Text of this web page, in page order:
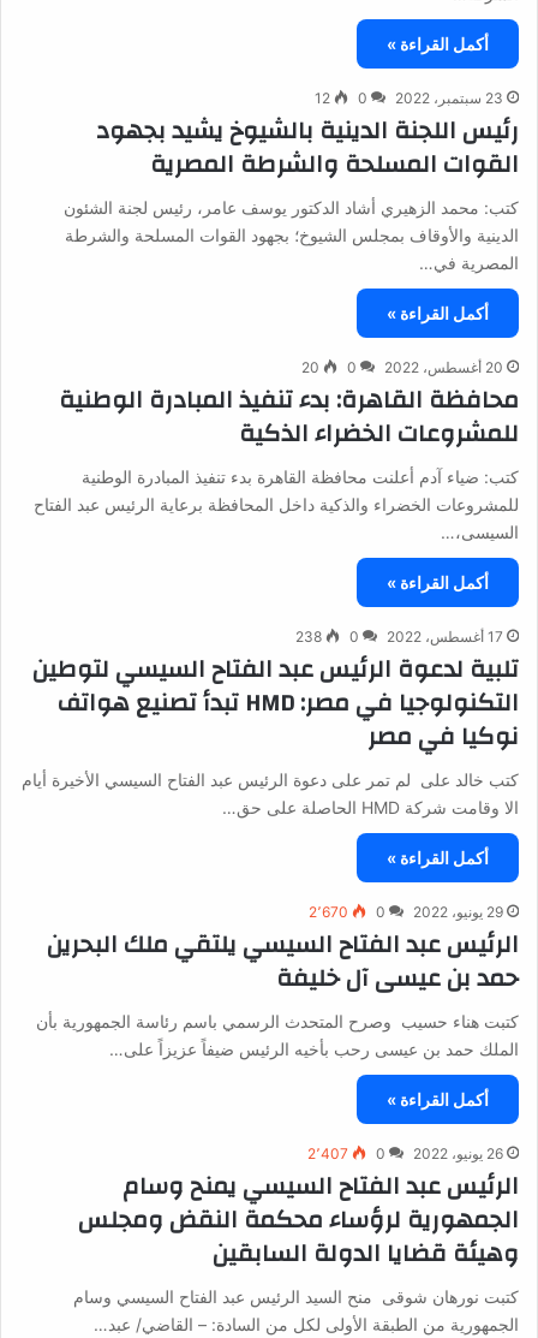
أكمل القراءة »
23 سبتمبر، 2022 0
12
رئيس اللجنة الدينية بالشيوخ يشيد بجهود
القوات المسلحة والشرطة المصرية
كتب: محمد الزهيري أشاد الدكتور يوسف عامر، رئيس لجنة الشئون
الدينية والأوقاف بمجلس الشيوخ؛ بجهود القوات المسلحة والشرطة
المصرية في…
أكمل القراءة »
20 أغسطس، 2022 0
20
محافظة القاهرة: بدء تنفيذ المبادرة الوطنية
للمشروعات الخضراء الذكية
كتب: ضياء آدم أعلنت محافظة القاهرة بدء تنفيذ المبادرة الوطنية
للمشروعات الخضراء والذكية داخل المحافظة برعاية الرئيس عبد الفتاح
السيسى،…
أكمل القراءة »
17 أغسطس، 2022 0
238
تلبية لدعوة الرئيس عبد الفتاح السيسي لتوطين
التكنولوجيا في مصر: HMD تبدأ تصنيع هواتف
نوكيا في مصر
كتب خالد على لم تمر على دعوة الرئيس عبد الفتاح السيسي الأخيرة أيام
الا وقامت شركة HMD الحاصلة على حق…
أكمل القراءة »
29 يونيو، 2022 0 2٬670
الرئيس عبد الفتاح السيسي يلتقي ملك البحرين
حمد بن عيسى آل خليفة
كتبت هناء حسيب وصرح المتحدث الرسمي باسم رئاسة الجمهورية بأن
الملك حمد بن عيسى رحب بأخيه الرئيس ضيفاً عزيزاً على…
أكمل القراءة »
26 يونيو، 2022 0 2٬407
الرئيس عبد الفتاح السيسي يمنح وسام
الجمهورية لرؤساء محكمة النقض ومجلس
وهيئة قضايا الدولة السابقين
كتبت نورهان شوقى منح السيد الرئيس عبد الفتاح السيسي وسام
الجمهورية من الطبقة الأولى لكل من السادة: – القاضي/ عبد…